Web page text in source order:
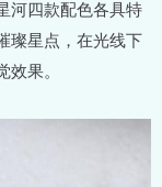
河四款配色各具特
璨星点，在光线下
果。